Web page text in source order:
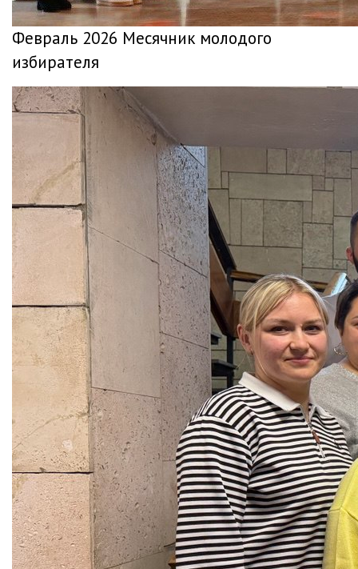
Февраль 2026 Месячник молодого
избирателя